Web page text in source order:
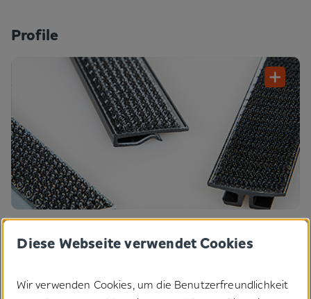
Profile
Mit eigenen Werkzeugen und einer Vielzahl an Kunststoffen ent­
Diese Webseite verwendet Cookies
Wir verwenden Cookies, um die Benutzerfreundlichkeit